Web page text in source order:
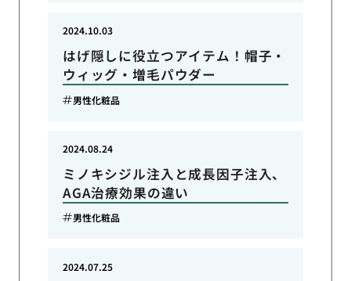
はげ隠しに役立つアイテム！帽子・
ウィッグ・増毛パウダー
2024.10.03
男性化粧品
ミノキシジル注入と成長因子注入、
AGA治療効果の違い
2024.08.24
男性化粧品
2024.07.25